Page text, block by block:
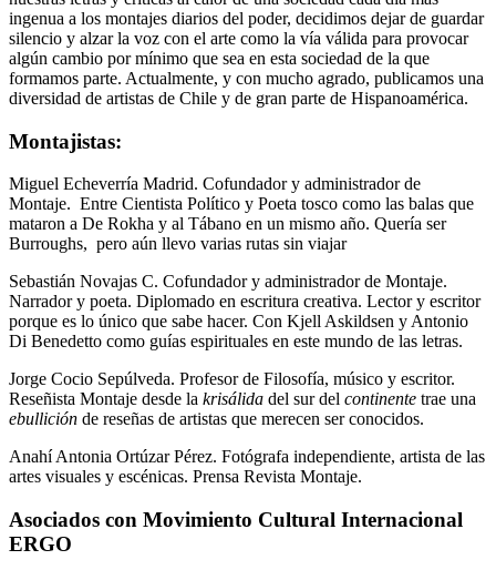
ingenua a los montajes diarios del poder, decidimos dejar de guardar
silencio y alzar la voz con el arte como la vía válida para provocar
algún cambio por mínimo que sea en esta sociedad de la que
formamos parte. Actualmente, y con mucho agrado, publicamos una
diversidad de artistas de Chile y de gran parte de Hispanoamérica.
Montajistas:
Miguel Echeverría Madrid. Cofundador y administrador de
Montaje. Entre Cientista Político y Poeta tosco como las balas que
mataron a De Rokha y al Tábano en un mismo año. Quería ser
Burroughs, pero aún llevo varias rutas sin viajar
Sebastián Novajas C. Cofundador y administrador de Montaje.
Narrador y poeta. Diplomado en escritura creativa. Lector y escritor
porque es lo único que sabe hacer. Con Kjell Askildsen y Antonio
Di Benedetto como guías espirituales en este mundo de las letras.
Jorge Cocio Sepúlveda. Profesor de Filosofía, músico y escritor.
Reseñista Montaje desde la krisálida del sur del continente trae una
ebullición de reseñas de artistas que merecen ser conocidos.
Anahí Antonia Ortúzar Pérez. Fotógrafa independiente, artista de las
artes visuales y escénicas. Prensa Revista Montaje.
Asociados con Movimiento Cultural Internacional
ERGO